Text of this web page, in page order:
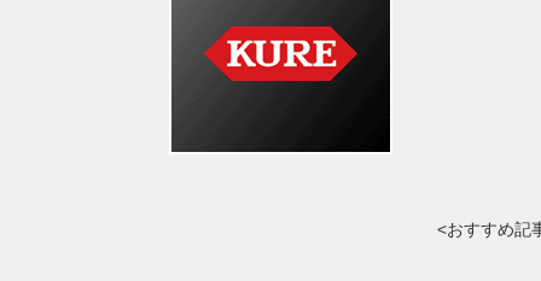
<おすすめ記